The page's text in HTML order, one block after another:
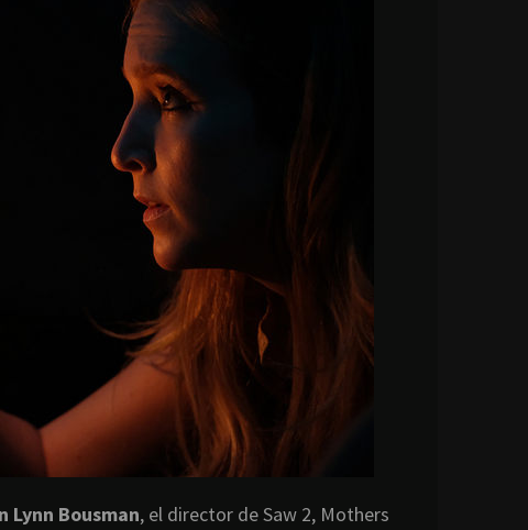
Lynn Bousman, el director de Saw 2, Mothers